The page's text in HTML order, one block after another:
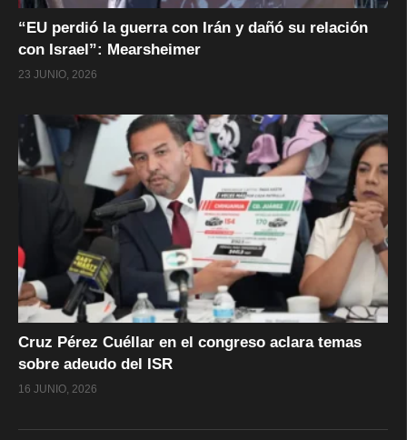
“EU perdió la guerra con Irán y dañó su relación
con Israel”: Mearsheimer
23 JUNIO, 2026
Cruz Pérez Cuéllar en el congreso aclara temas
sobre adeudo del ISR
16 JUNIO, 2026